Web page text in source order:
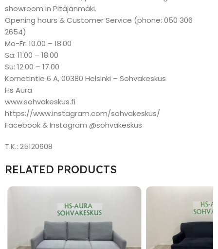
showroom in Pitäjänmäki.
Opening hours & Customer Service (phone: 050 306
2654)
Mo-Fr: 10.00 – 18.00
Sa: 11.00 – 18.00
Su: 12.00 – 17.00
Kornetintie 6 A, 00380 Helsinki – Sohvakeskus
Hs Aura
www.sohvakeskus.fi
https://www.instagram.com/sohvakeskus/
Facebook & Instagram @sohvakeskus
T.K.: 25120608
RELATED PRODUCTS